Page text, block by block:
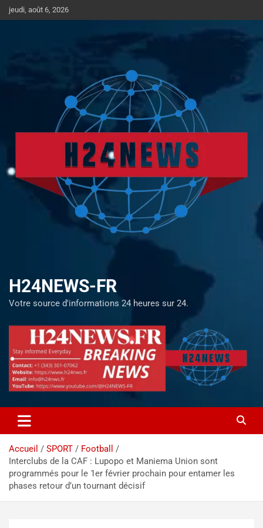
Aller
au
jeudi, août 6, 2026
H24NEWS-FR
Votre source d'informations 24 heures sur 24.
Accueil SPORT
Football
Interclubs de la CAF : Lupopo et Maniema Union sont
programmés pour le 1er février prochain pour entamer les
phases retour d’un tournant décisif